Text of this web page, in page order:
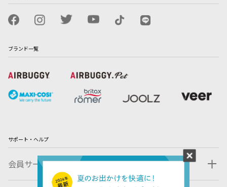
ブランド一覧
サポート・ヘルプ
会員サービス